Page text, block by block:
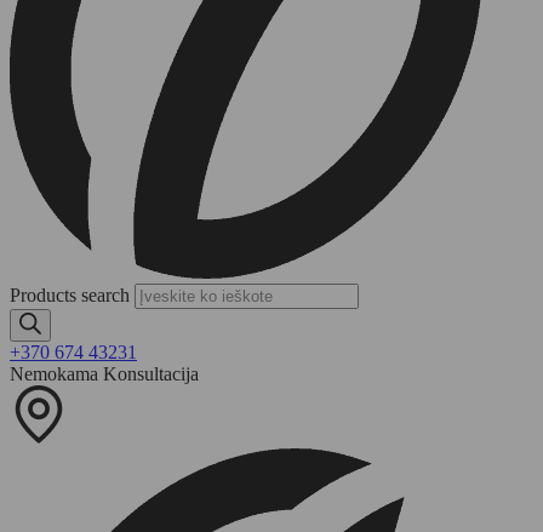
Products search
+370 674 43231
Nemokama Konsultacija